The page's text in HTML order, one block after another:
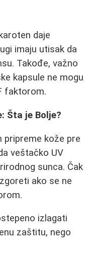
daje
imaju utisak da
Takođe, važno
kapsule ne mogu
faktorom.
Šta je Bolje?
pripreme kože pre
veštačko UV
sunca. Čak
ako se ne
izlagati
zaštitu, nego